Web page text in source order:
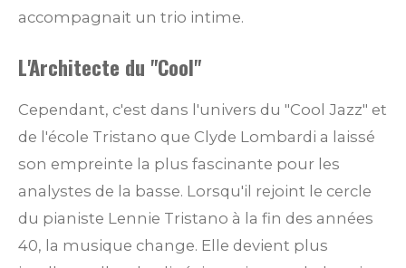
accompagnait un trio intime.
L'Architecte du "Cool"
Cependant, c'est dans l'univers du "Cool Jazz" et
de l'école Tristano que Clyde Lombardi a laissé
son empreinte la plus fascinante pour les
analystes de la basse. Lorsqu'il rejoint le cercle
du pianiste Lennie Tristano à la fin des années
40, la musique change. Elle devient plus